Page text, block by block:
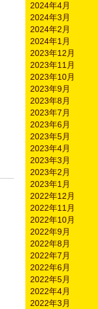
2024年4月
2024年3月
2024年2月
2024年1月
2023年12月
2023年11月
2023年10月
2023年9月
2023年8月
2023年7月
2023年6月
2023年5月
2023年4月
2023年3月
2023年2月
2023年1月
2022年12月
2022年11月
2022年10月
2022年9月
2022年8月
2022年7月
2022年6月
2022年5月
2022年4月
2022年3月